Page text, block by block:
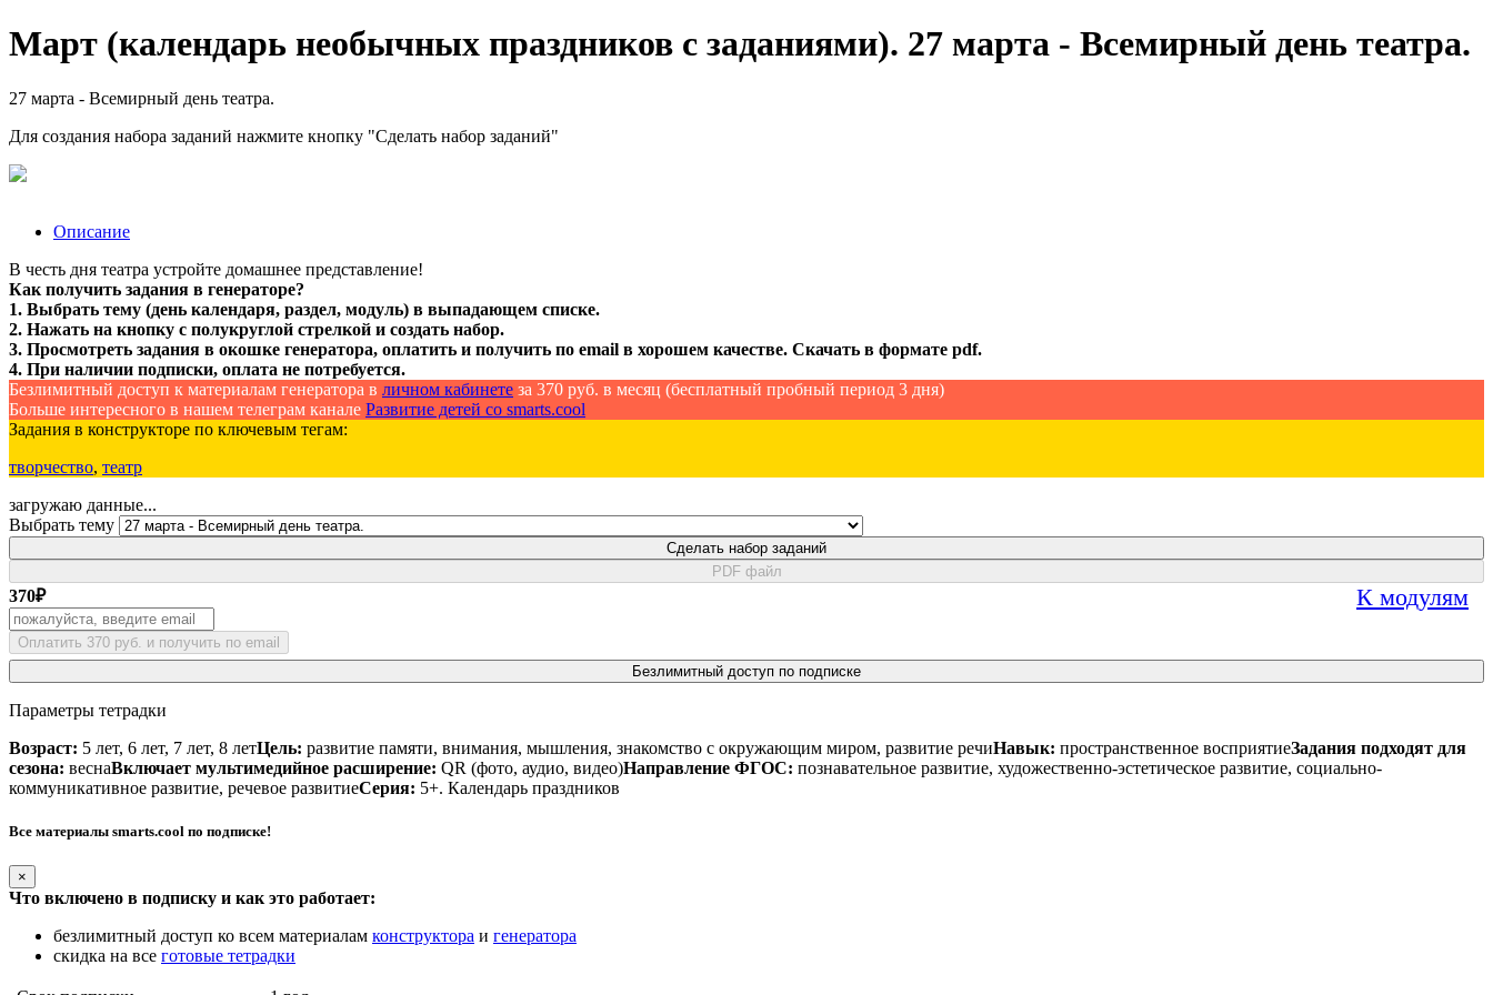
Март (календарь необычных праздников с заданиями). 27 марта - Всемирный день театра.
27 марта - Всемирный день театра.
Для создания набора заданий нажмите кнопку "Сделать набор заданий"
Описание
В честь дня театра устройте домашнее представление!
Как получить задания в генераторе?
1. Выбрать тему (день календаря, раздел, модуль) в выпадающем списке.
2. Нажать на кнопку с полукруглой стрелкой и создать набор.
3. Просмотреть задания в окошке генератора, оплатить и получить по email в хорошем качестве. Скачать в формате pdf.
4. При наличии подписки, оплата не потребуется.
Безлимитный доступ к материалам генератора в личном кабинете за 370 руб. в месяц (бесплатный пробный период 3 дня)
Больше интересного в нашем телеграм канале Развитие детей со smarts.cool
Задания в конструкторе по ключевым тегам:
творчество, театр
загружаю данные...
Выбрать тему
Сделать набор заданий
PDF файл
370₽ К модулям
Оплатить 370 руб. и получить по email
Безлимитный доступ по подписке
Параметры тетрадки
Возраст: 5 лет, 6 лет, 7 лет, 8 летЦель: развитие памяти, внимания, мышления, знакомство с окружающим миром, развитие речиНавык: пространственное восприятиеЗадания подходят для
сезона: веснаВключает мультимедийное расширение: QR (фото, аудио, видео)Направление ФГОС: познавательное развитие, художественно-эстетическое развитие, социально-
коммуникативное развитие, речевое развитиеСерия: 5+. Календарь праздников
Все материалы smarts.cool по подписке!
×
Что включено в подписку и как это работает:
безлимитный доступ ко всем материалам конструктора и генератора
скидка на все готовые тетрадки